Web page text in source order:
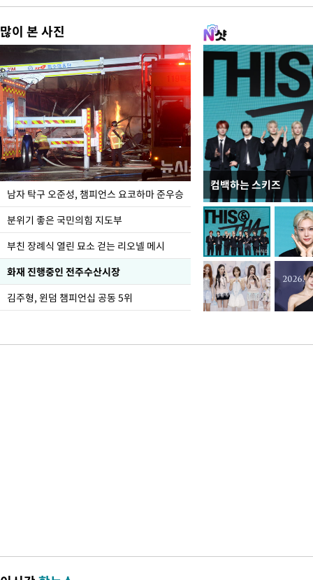
많이 본 사진
남자 탁구 오준성, 챔피언스 요코하마 준우승
분위기 좋은 국민의힘 지도부
부친 장례식 열린 묘소 걷는 리오넬 메시
화재 진행중인 전주수산시장
김주형, 윈덤 챔피언십 공동 5위
컴백하는 스키즈
한-미, UFS연합연습